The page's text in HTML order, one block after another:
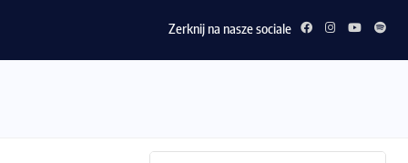
Zerknij na nasze sociale